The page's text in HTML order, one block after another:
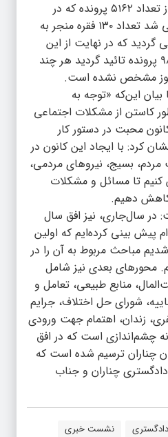
وی افزود: در سال گذشته از تعداد ۵۱۶۲ پرونده که در
شورای حل اختلاف رسیدگی شد تعداد ۱۳۰ فقره منجر به
که در نهایت از این
تعداد ۳۲ پرونده نقض و ۹۸ پرونده تائید گردید هر چند
این‌که «توجه به
کاستن از مشکلات اجتماعی
محبت در دستور کار
کرد: با ایجاد این کانون در
بسیج، نیروهای مردمی،
کنیم تا مسائل و مشکلات
دهیم.
سال‌جاری، نیز افق سال
در ۱۱ محور و ۴۰ اقدام پیش بینی کرده‌ایم که اولین
مباحث مربوط به آن را در
محورهای بعدی نیز شامل
منابع طبیعی، تعامل و
شورای حل اختلاف، جرایم
زندان، اهتمام جهت ورودی
چشم‌اندازی است که در افق
چناران ترسیم شده است که
رئیس دادگستری چناران و جناب
نشست خبری